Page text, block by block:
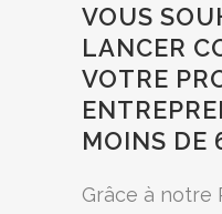
VOUS
LANCER
VOTRE
MOINS DE
Grâce à notre